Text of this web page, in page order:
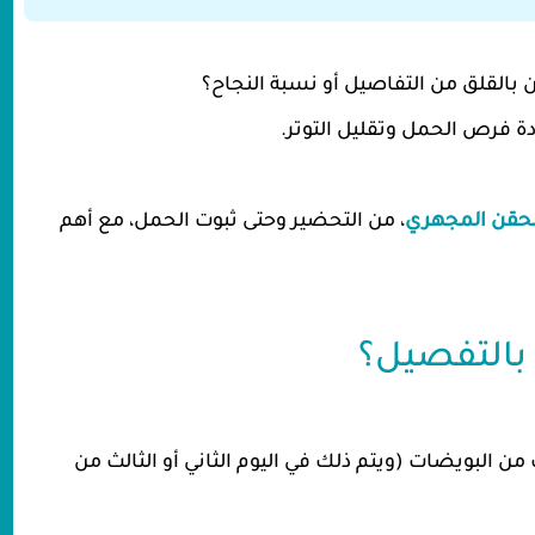
من التفاصيل أو نسبة النجاح؟
فرص الحمل وتقليل التوتر.
المجهري، من التحضير وحتى ثبوت الحمل، مع أهم
البويضات (ويتم ذلك في اليوم الثاني أو الثالث من